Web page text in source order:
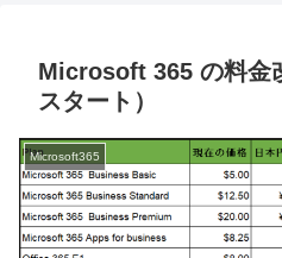
Microsoft 365 の料金
スタート）
Microsoft365